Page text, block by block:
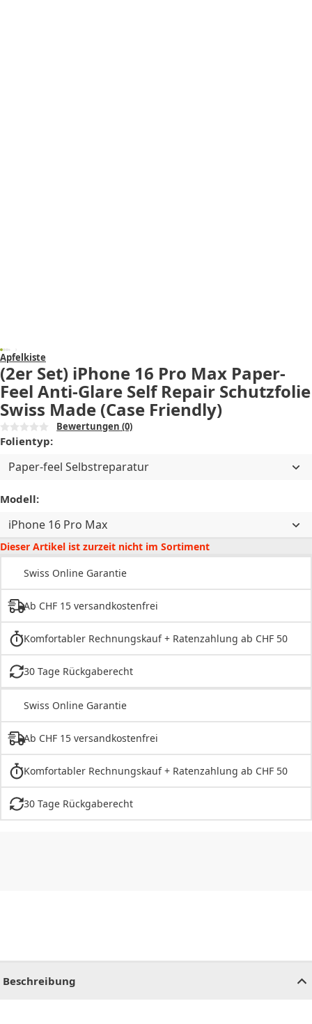
Apfelkiste
(2er Set) iPhone 16 Pro Max Paper-
Feel Anti-Glare Self Repair Schutzfolie
Swiss Made (Case Friendly)
Bewertungen (0)
Folientyp:
Paper-feel Selbstreparatur
Modell:
iPhone 16 Pro Max
Dieser Artikel ist zurzeit nicht im Sortiment
Swiss Online Garantie
Ab CHF 15 versandkostenfrei
Komfortabler Rechnungskauf + Ratenzahlung ab CHF 50
30 Tage Rückgaberecht
Swiss Online Garantie
Ab CHF 15 versandkostenfrei
Komfortabler Rechnungskauf + Ratenzahlung ab CHF 50
30 Tage Rückgaberecht
Beschreibung